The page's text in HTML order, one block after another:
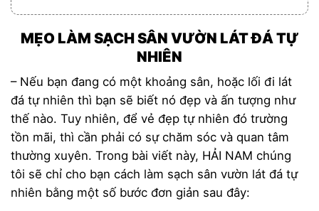
MẸO LÀM SẠCH SÂN VƯỜN LÁT ĐÁ TỰ
NHIÊN
– Nếu bạn đang có một khoảng sân, hoặc lối đi lát
đá tự nhiên thì bạn sẽ biết nó đẹp và ấn tượng như
thế nào. Tuy nhiên, để vẻ đẹp tự nhiên đó trường
tồn mãi, thì cần phải có sự chăm sóc và quan tâm
thường xuyên. Trong bài viết này, HẢI NAM chúng
tôi sẽ chỉ cho bạn cách làm sạch sân vườn lát đá tự
nhiên bằng một số bước đơn giản sau đây: